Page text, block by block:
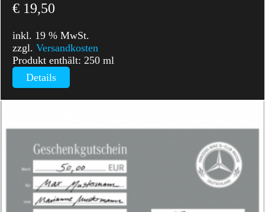
€ 19,50
inkl. 19 % MwSt.
zzgl.Versandkosten
Produkt enthält: 250ml
Details